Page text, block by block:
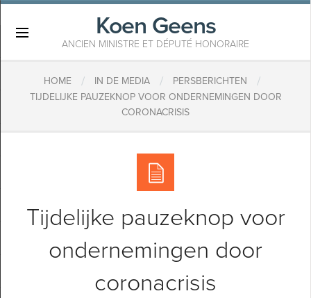
Koen Geens
ANCIEN MINISTRE ET DÉPUTÉ HONORAIRE
HOME / IN DE MEDIA / PERSBERICHTEN /
TIJDELIJKE PAUZEKNOP VOOR ONDERNEMINGEN DOOR
CORONACRISIS
Tijdelijke pauzeknop voor
ondernemingen door
coronacrisis